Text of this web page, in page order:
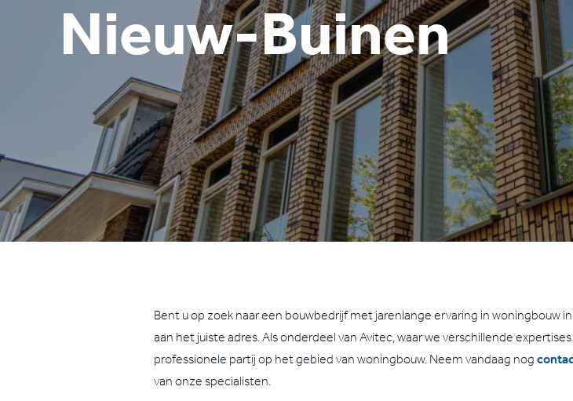
Nieuw-Buinen
Bent u op zoek naar een bouwbedrijf met jarenlange ervaring in woningbouw
aan het juiste adres. Als onderdeel van Avitec, waar we verschillende
professionele partij op het gebied van woningbouw. Neem vandaag nog
van onze specialisten.